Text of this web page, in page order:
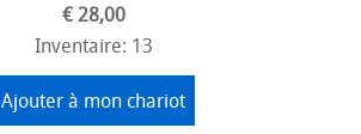
€ 28,00
Inventaire: 13
Ajouter à mon chariot